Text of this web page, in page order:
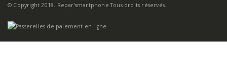
© Copyright 2018. Repar'smartphone Tous droits réservés.